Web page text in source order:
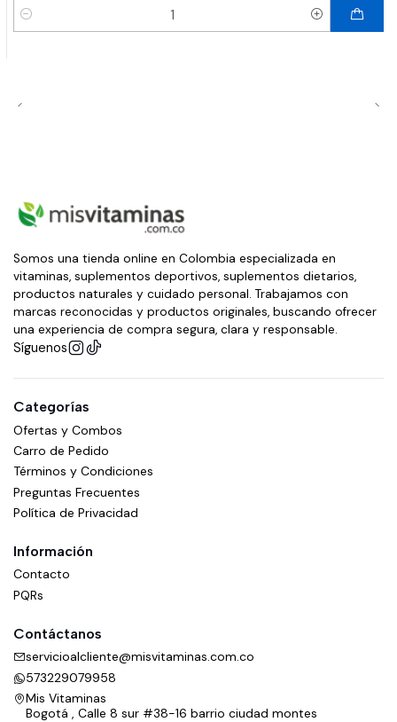
Cantidad
Somos una tienda online en Colombia especializada en
vitaminas, suplementos deportivos, suplementos dietarios,
productos naturales y cuidado personal. Trabajamos con
marcas reconocidas y productos originales, buscando ofrecer
una experiencia de compra segura, clara y responsable.
Síguenos
Categorías
Ofertas y Combos
Carro de Pedido
Términos y Condiciones
Preguntas Frecuentes
Política de Privacidad
Información
Contacto
PQRs
Contáctanos
servicioalcliente@misvitaminas.com.co
573229079958
Mis Vitaminas
Bogotá , Calle 8 sur #38-16 barrio ciudad montes